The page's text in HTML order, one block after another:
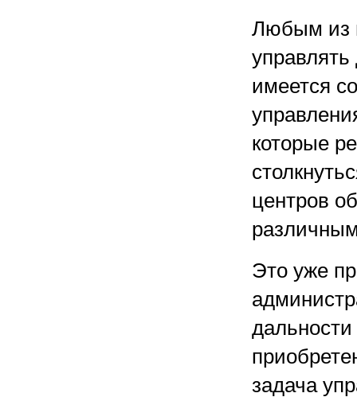
Любым из
имеется
которые
центров
Это уже
задача